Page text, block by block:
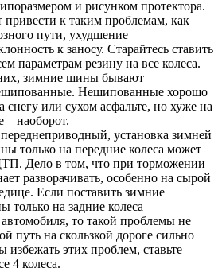
и рисунком протектора.
к таким проблемам, как
пути, ухудшение
к заносу. Старайтесь ставить
параметрам резину на все колеса.
зимние шины бывают
Нешипованные хорошо
снегу или сухом асфальте, но хуже на
– наоборот.
установка зимней
только на передние колеса может
Дело в том, что при торможении
разворачивать, особенно на сырой
Если поставить зимние
на задние колеса
то такой проблемы не
путь на скользкой дороге сильно
избежать этих проблем, ставьте
4 колеса.